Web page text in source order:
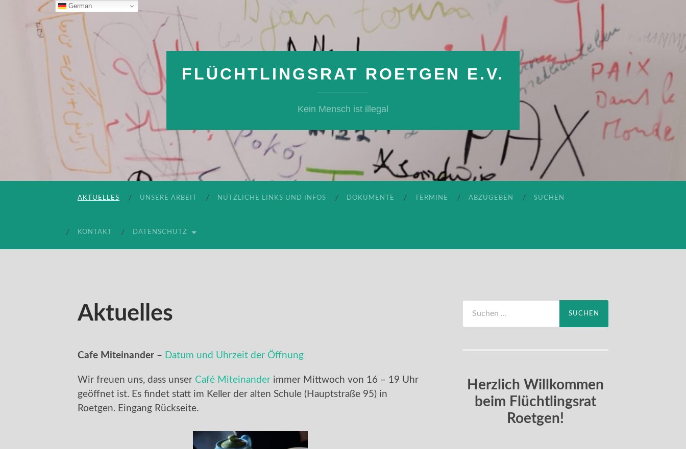
FLÜCHTLINGSRAT ROETGEN E.V.
Kein Mensch ist illegal
AKTUELLES UNSERE ARBEIT NÜTZLICHE LINKS UND INFOS DOKUMENTE TERMINE ABZUGEBEN SUCHEN
KONTAKT DATENSCHUTZ
Aktuelles
Cafe Miteinander – Datum und Uhrzeit der Öffnung
Wir freuen uns, dass unser Café Miteinander immer Mittwoch von 16 – 19 Uhr
geöffnet ist. Es findet statt im Keller der alten Schule (Hauptstraße 95) in
Roetgen. Eingang Rückseite.
nach:
Herzlich Willkommen
beim Flüchtlingsrat
Roetgen!
German